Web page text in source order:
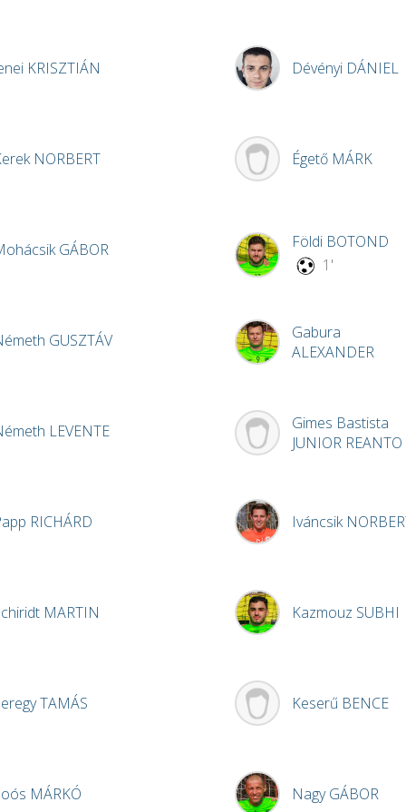
KRISZTIÁN
NORBERT
GÁBOR
GUSZTÁV
LEVENTE
RICHÁRD
MARTIN
TAMÁS
MÁRKÓ
Dévényi DÁNIEL
Égető MÁRK
Földi BOTOND
1'
Gabura
ALEXANDER
Gimes Bastista
JUNIOR REANTO
Iváncsik
Kazmouz SUBHI
Keserű BENCE
NagyGÁBOR